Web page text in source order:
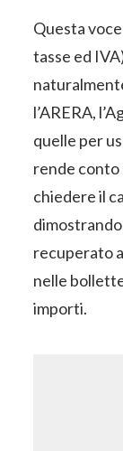
Questa
tasse ed
l’ARERA,
quelle per
rende
chiedere il
recuperato
nelle
importi.